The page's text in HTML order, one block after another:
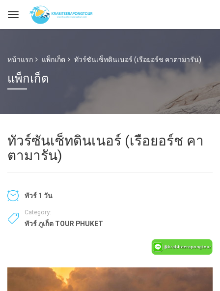
หน้าแรก แพ็กเก็ต ทัวร์ซันเซ็ทดินเนอร์ (เรือยอร์ช คาตามารัน)
แพ็กเก็ต
ทัวร์ซันเซ็ทดินเนอร์ (เรือยอร์ช คา
ตามารัน)
ทัวร์ 1 วัน
Category:
ทัวร์ ภูเก็ต TOUR PHUKET